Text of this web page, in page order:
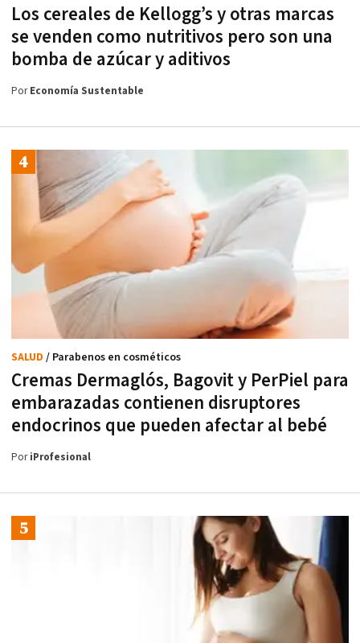
Los cereales de Kellogg’s y otras marcas
se venden como nutritivos pero son una
bomba de azúcar y aditivos
PorEconomía Sustentable
Cremas Dermaglós, Bagovit y PerPiel para
embarazadas contienen disruptores
endocrinos que pueden afectar al bebé
SALUD / Parabenos en cosméticos
PoriProfesional